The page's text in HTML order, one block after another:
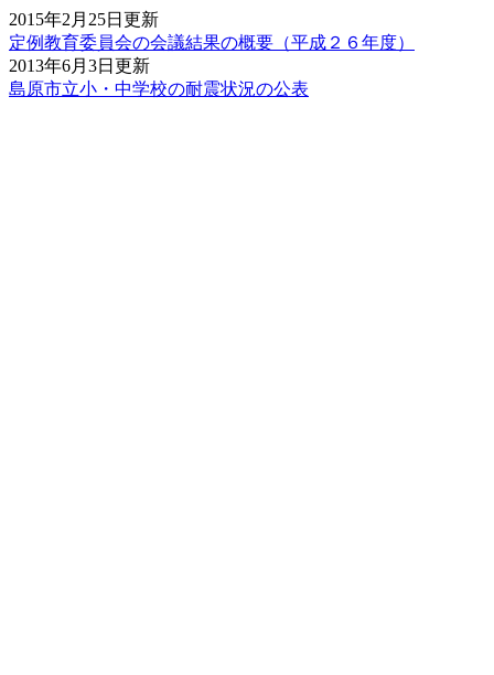
2015年2月25日更新
定例教育委員会の会議結果の概要（平成２６年度）
2013年6月3日更新
島原市立小・中学校の耐震状況の公表